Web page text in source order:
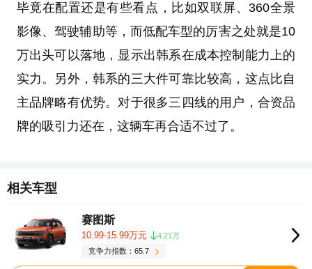
毕竟在配置还是有些看点，比如双联屏、360全景
影像、驾驶辅助等，而低配车型的厉害之处就是10
万出头可以落地，显示出韩系在成本控制能力上的
实力。另外，韩系的三大件可靠比较高，这点比自
主品牌略有优势。对于很多三四线的用户，合资品
牌的吸引力还在，这辆车再合适不过了。
相关车型
赛图斯
10.99-15.99万元
4.21万
竞争力指数：65.7